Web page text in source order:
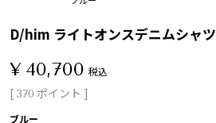
D/him ライトオンスデニムシャツ
¥ 40,700 税込
[ 370 ポイント ]
ブルー